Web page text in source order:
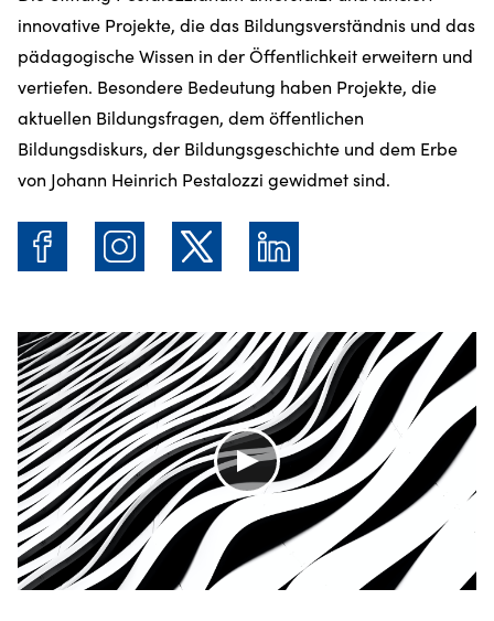
innovative Projekte, die das Bildungsverständnis und das
pädagogische Wissen in der Öffentlichkeit erweitern und
vertiefen. Besondere Bedeutung haben Projekte, die
aktuellen Bildungsfragen, dem öffentlichen
Bildungsdiskurs, der Bildungsgeschichte und dem Erbe
von Johann Heinrich Pestalozzi gewidmet sind.